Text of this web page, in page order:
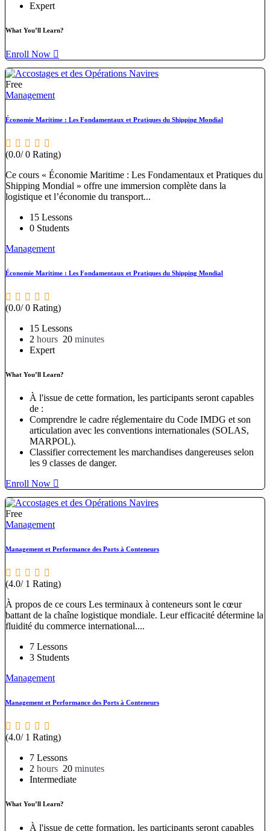
Expert
What You’ll Learn?
Enroll Now
Free
Management
Économie Maritime : Les Fondamentaux et Pratiques du Shipping Mondial
(0.0/ 0 Rating)
Ce cours « Économie Maritime : Les Fondamentaux et Pratiques du
Shipping Mondial » offre une immersion complète dans la
logistique et l’économie du transport...
15 Lessons
0 Students
Management
Économie Maritime : Les Fondamentaux et Pratiques du Shipping Mondial
(0.0/ 0 Rating)
15 Lessons
2 hours 20 minutes
Expert
What You’ll Learn?
À l'issue de cette formation, les participants seront capables
de :
Comprendre le cadre réglementaire du Code IMDG et son
articulation avec les conventions internationales (SOLAS,
MARPOL).
Classifier correctement les marchandises dangereuses selon
les 9 classes de danger.
Enroll Now
Free
Management
Management et Performance des Ports à Conteneurs
(4.0/ 1 Rating)
À propos de ce cours Les terminaux à conteneurs sont le cœur
battant de la chaîne logistique mondiale. Leur efficacité détermine la
fluidité du commerce international....
7 Lessons
3 Students
Management
Management et Performance des Ports à Conteneurs
(4.0/ 1 Rating)
7 Lessons
2 hours 20 minutes
Intermediate
What You’ll Learn?
À l'issue de cette formation, les participants seront capables